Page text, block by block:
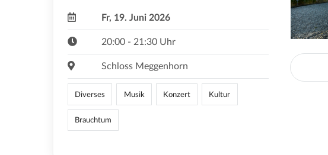
Fr, 19. Juni 2026
20:00 - 21:30 Uhr
Schloss Meggenhorn
Diverses Musik Konzert Kultur
Brauchtum